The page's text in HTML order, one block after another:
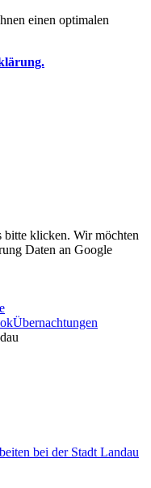
einen optimalen
bitte klicken. Wir möchten
Daten an Google
Übernachtungen
bei der Stadt Landau